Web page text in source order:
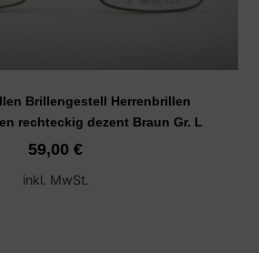
Brillengestell Herrenbrillen
rechteckig dezent Braun Gr. L
59,00 €
inkl. MwSt.